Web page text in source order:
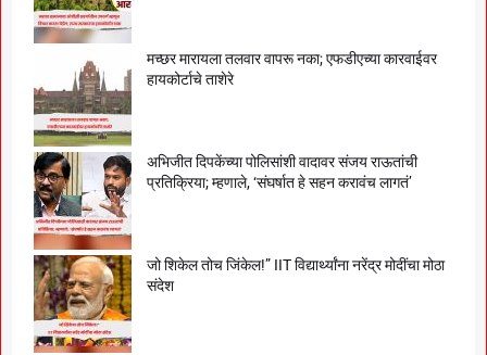
मच्छर मारायला तलवार वापरू नका; एफडीएच्या कारवाईवर
हायकोर्टाचे ताशेरे
अभिजीत दिपकेंच्या पोलिसांशी वादावर संजय राऊतांची
प्रतिक्रिया; म्हणाले, ‘संघर्षात हे सहन करावंच लागतं’
जो शिकेल तोच जिंकेल!” IIT विद्यार्थ्यांना नरेंद्र मोदींचा मोठा
संदेश